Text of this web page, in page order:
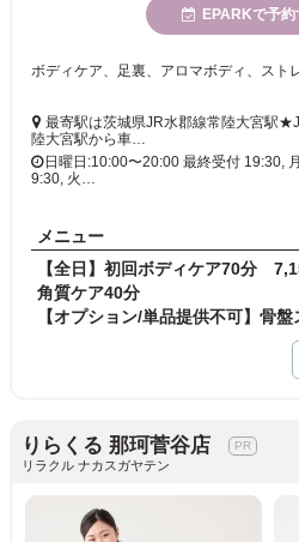
EPARKで予約
最寄駅は茨城県JR水郡線常陸大宮駅
陸大宮駅から車…
日曜日:10:00〜20:00 最終受付 19:30,
9:30, 火…
メニュー
角質ケア40分
りらくる 那珂菅谷店
リラクル ナカスガヤテン